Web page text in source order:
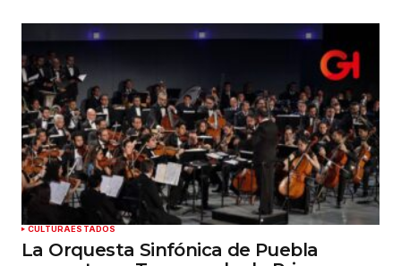
CULTURAESTADOS
La Orquesta Sinfónica de Puebla